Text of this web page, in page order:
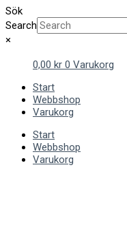
Sök
Search
×
0,00 kr 0 Varukorg
Start
Webbshop
Varukorg
Start
Webbshop
Varukorg